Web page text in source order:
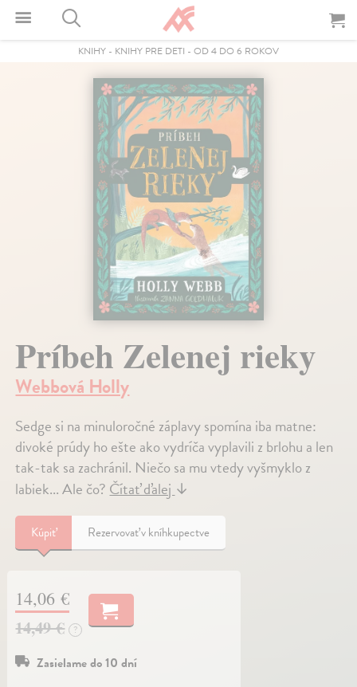
KNIHY - KNIHY PRE DETI - OD 4 DO 6 ROKOV
Príbeh Zelenej rieky
Webbová Holly
Sedge si na minuloročné záplavy spomína iba matne:
divoké prúdy ho ešte ako vydríča vyplavili z brlohu a len
tak-tak sa zachránil. Niečo sa mu vtedy vyšmyklo z
labiek... Ale čo?Čítať ďalej↓
Kúpiť Rezervovať v kníhkupectve
14,06 €
14,49 €
?
Zasielame do 10 dní